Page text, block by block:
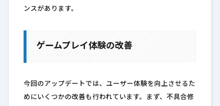
ンスがあります。
ゲームプレイ体験の改善
今回のアップデートでは、ユーザー体験を向上させるた
めにいくつかの改善も行われています。まず、不具合修